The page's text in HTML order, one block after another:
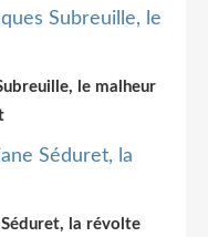
le malheur
la révolte